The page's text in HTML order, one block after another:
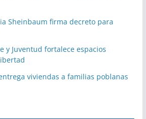
Sheinbaum firma decreto para
y Juventud fortalece espacios
viviendas a familias poblanas